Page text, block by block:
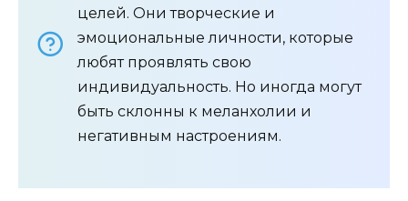
целей. Они творческие и
эмоциональные личности, которые
любят проявлять свою
индивидуальность. Но иногда могут
быть склонны к меланхолии и
негативным настроениям.